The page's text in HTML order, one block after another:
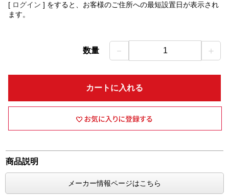
[ ログイン ] をすると、お客様のご住所への最短設置日が表示され
ます。
数量 － 1 ＋
カートに入れる
商品説明
メーカー情報ページはこちら